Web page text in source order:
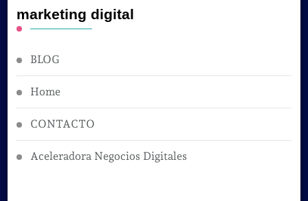
marketing digital
BLOG
Home
CONTACTO
Aceleradora Negocios Digitales